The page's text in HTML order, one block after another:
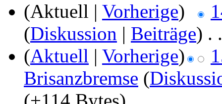
(Aktuell | Vorherige)
(Diskussion | Beiträge) . .
(Aktuell | Vorherige)
Brisanzbremse (